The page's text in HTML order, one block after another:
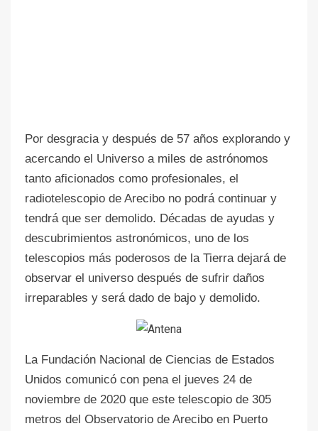
Por desgracia y después de 57 años explorando y
acercando el Universo a miles de astrónomos
tanto aficionados como profesionales, el
radiotelescopio de Arecibo no podrá continuar y
tendrá que ser demolido. Décadas de ayudas y
descubrimientos astronómicos, uno de los
telescopios más poderosos de la Tierra dejará de
observar el universo después de sufrir daños
irreparables y será dado de bajo y demolido.
La Fundación Nacional de Ciencias de Estados
Unidos comunicó con pena el jueves 24 de
noviembre de 2020 que este telescopio de 305
metros del Observatorio de Arecibo en Puerto